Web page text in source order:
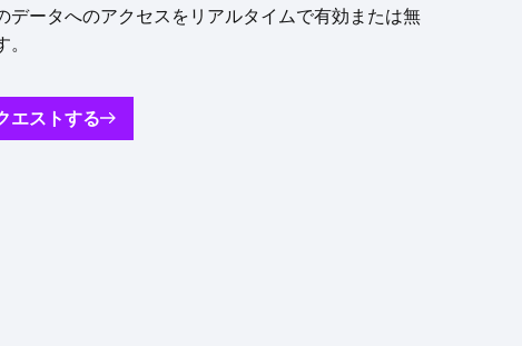
データへのアクセスをリアルタイムで有効または無
エストする